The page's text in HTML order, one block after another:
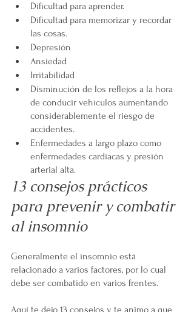
Dificultad para aprender.
Dificultad para memorizar y recordar
las cosas.
Depresión
Ansiedad
Irritabilidad
Disminución de los reflejos a la hora
de conducir vehículos aumentando
considerablemente el riesgo de
accidentes.
Enfermedades a largo plazo como
enfermedades cardíacas y presión
arterial alta.
13 consejos prácticos
para prevenir y combatir
al insomnio
Generalmente el insomnio está
relacionado a varios factores, por lo cual
debe ser combatido en varios frentes.
Aquí te dejo 13 consejos y te animo a que